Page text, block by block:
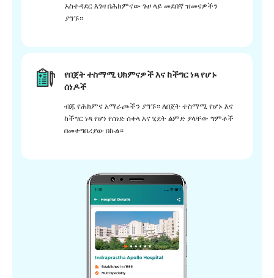
አስተዳደር እገዛ በሕክምናው ጉዞ ላይ መደበኛ ዝመናዎችን
ያግኙ።
የበጀት ተስማሚ ህክምናዎች እና ከችግር ነጻ የሆኑ
ሰነዶች
ብጁ የሕክምና አማራጮችን ያግኙ። ለበጀት ተስማሚ የሆኑ እና
ከችግር ነጻ የሆነ የሰነድ ሰቀላ እና ሂደት ልምድ ያላቸው ግምቶች
በመተግበሪያው በኩል።